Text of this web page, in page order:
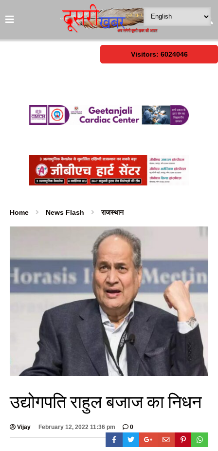
Visitors: 6024046
Home News Flash राजस्थान
उद्योगपति राहुल बजाज का निधन
Vijay February 12, 2022 11:36 pm 0